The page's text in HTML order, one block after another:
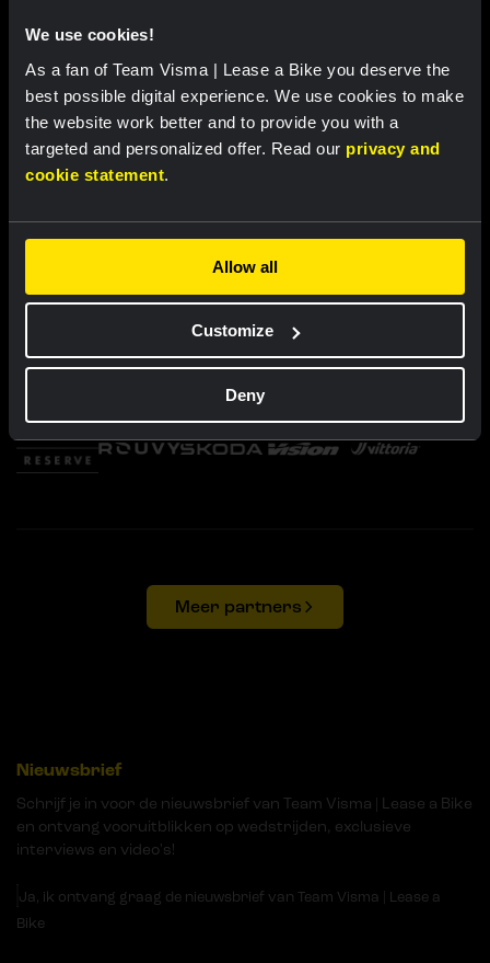
We use cookies!
As a fan of Team Visma | Lease a Bike you deserve the
best possible digital experience. We use cookies to make
the website work better and to provide you with a
targeted and personalized offer. Read our privacy and
cookie statement.
Allow all
Customize
Deny
Meer partners
Nieuwsbrief
Schrijf je in voor de nieuwsbrief van Team Visma | Lease a Bike
en ontvang vooruitblikken op wedstrijden, exclusieve
interviews en video's!
Ja, ik ontvang graag de nieuwsbrief van Team Visma | Lease a
Bike